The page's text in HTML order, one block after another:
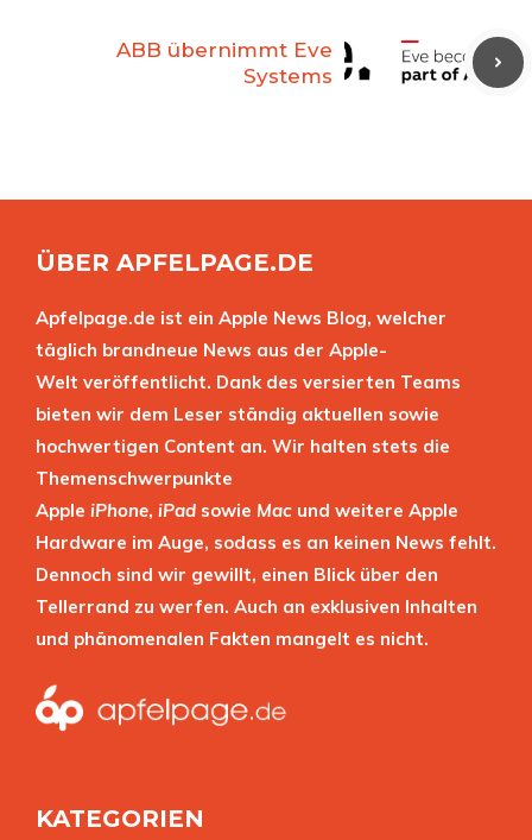
ABB übernimmt Eve
Systems
ÜBER APFELPAGE.DE
Apfelpage.de ist ein Apple News Blog, welcher
täglich brandneue News aus der Apple-
Welt veröffentlicht. Dank des versierten Teams
bieten wir dem Leser ständig aktuellen sowie
hochwertigen Content an. Wir halten stets die
Themenschwerpunkte
Apple iPhone, iPad sowie Mac und weitere Apple
Hardware im Auge, sodass es an keinen News fehlt.
Dennoch sind wir gewillt, einen Blick über den
Tellerrand zu werfen. Auch an exklusiven Inhalten
und phänomenalen Fakten mangelt es nicht.
KATEGORIEN